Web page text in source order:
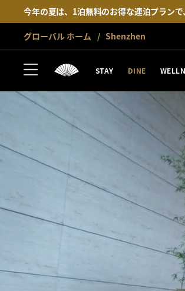
今年の夏は、1泊無料のお得な連泊プラン
グローバル ホーム Shenzhen
STAY DINE